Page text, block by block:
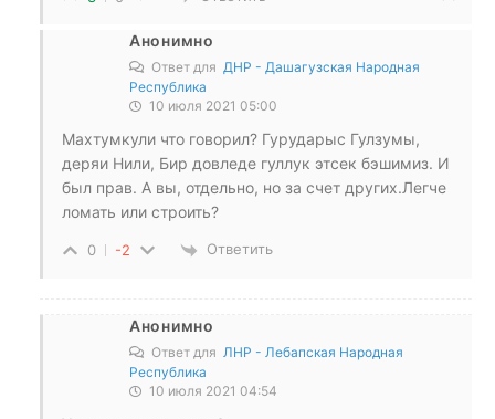
Анонимно
Ответ для ДНР - Дашагузская Народная
Республика
10 июля 2021 05:00
Махтумкули что говорил? Гурударыс Гулзумы,
деряи Нили, Бир довледе гуллук этсек бэшимиз. И
был прав. А вы, отдельно, но за счет других.Легче
ломать или строить?
0 -2 Ответить
Анонимно
Ответ для ЛНР - Лебапская Народная
Республика
10 июля 2021 04:54